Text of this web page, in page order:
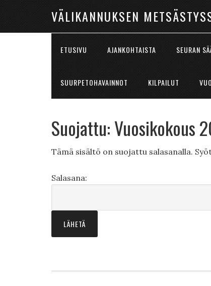
VÄLIKANNUKSEN
ETUSIVU AJANKOHTAISTA SEURAN
SUURPETOHAVAINNOT KILPAILUT
Suojattu: Vuosikokous
Tämä sisältö on suojattu salasanalla.
Salasana: